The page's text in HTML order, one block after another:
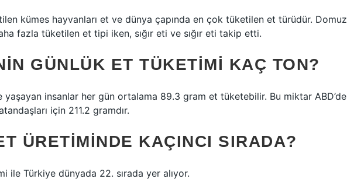
kümes hayvanları et ve dünya çapında en çok tüketilen et türüdür. Domuz
fazla tüketilen et tipi iken, sığır eti ve sığır eti takip etti.
GÜNLÜK ET TÜKETIMI KAÇ TON?
yaşayan insanlar her gün ortalama 89.3 gram et tüketebilir. Bu miktar ABD’de
için 211.2 gramdır.
ÜRETIMINDE KAÇINCI SIRADA?
ile Türkiye dünyada 22. sırada yer alıyor.